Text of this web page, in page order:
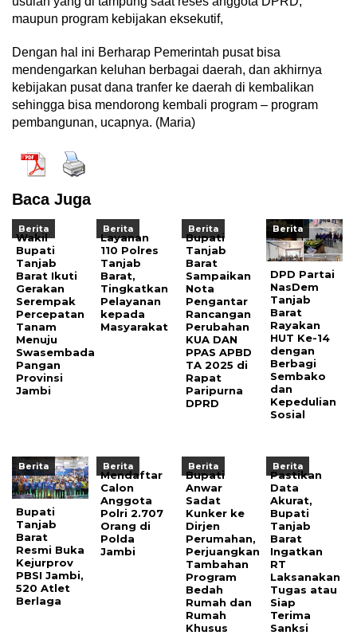
maupun program kebijakan eksekutif,
Dengan hal ini Berharap Pemerintah pusat bisa
mendengarkan keluhan berbagai daerah, dan akhirnya
kebijakan pusat dana tranfer ke daerah di kembalikan
sehingga bisa mendorong kembali program – program
pembangunan, ucapnya. (Maria)
Baca Juga
Berita
Wakil
Bupati
Tanjab
Barat Ikuti
Gerakan
Serempak
Percepatan
Tanam
Menuju
Swasembada
Pangan
Provinsi
Jambi
Berita
Layanan
110 Polres
Tanjab
Barat,
Tingkatkan
Pelayanan
kepada
Masyarakat
Berita
Bupati
Tanjab
Barat
Sampaikan
Nota
Pengantar
Rancangan
Perubahan
KUA DAN
PPAS APBD
TA 2025 di
Rapat
Paripurna
DPRD
Berita
DPD Partai
NasDem
Tanjab
Barat
Rayakan
HUT Ke-14
dengan
Berbagi
Sembako
dan
Kepedulian
Sosial
Berita
Bupati
Tanjab
Barat
Resmi Buka
Kejurprov
PBSI Jambi,
520 Atlet
Berlaga
Berita
Mendaftar
Calon
Anggota
Polri 2.707
Orang di
Polda
Jambi
Berita
Bupati
Anwar
Sadat
Kunker ke
Dirjen
Perumahan,
Perjuangkan
Tambahan
Program
Bedah
Rumah dan
Rumah
Khusus
Berita
Pastikan
Data
Akurat,
Bupati
Tanjab
Barat
Ingatkan
RT
Laksanakan
Tugas atau
Siap
Terima
Sanksi